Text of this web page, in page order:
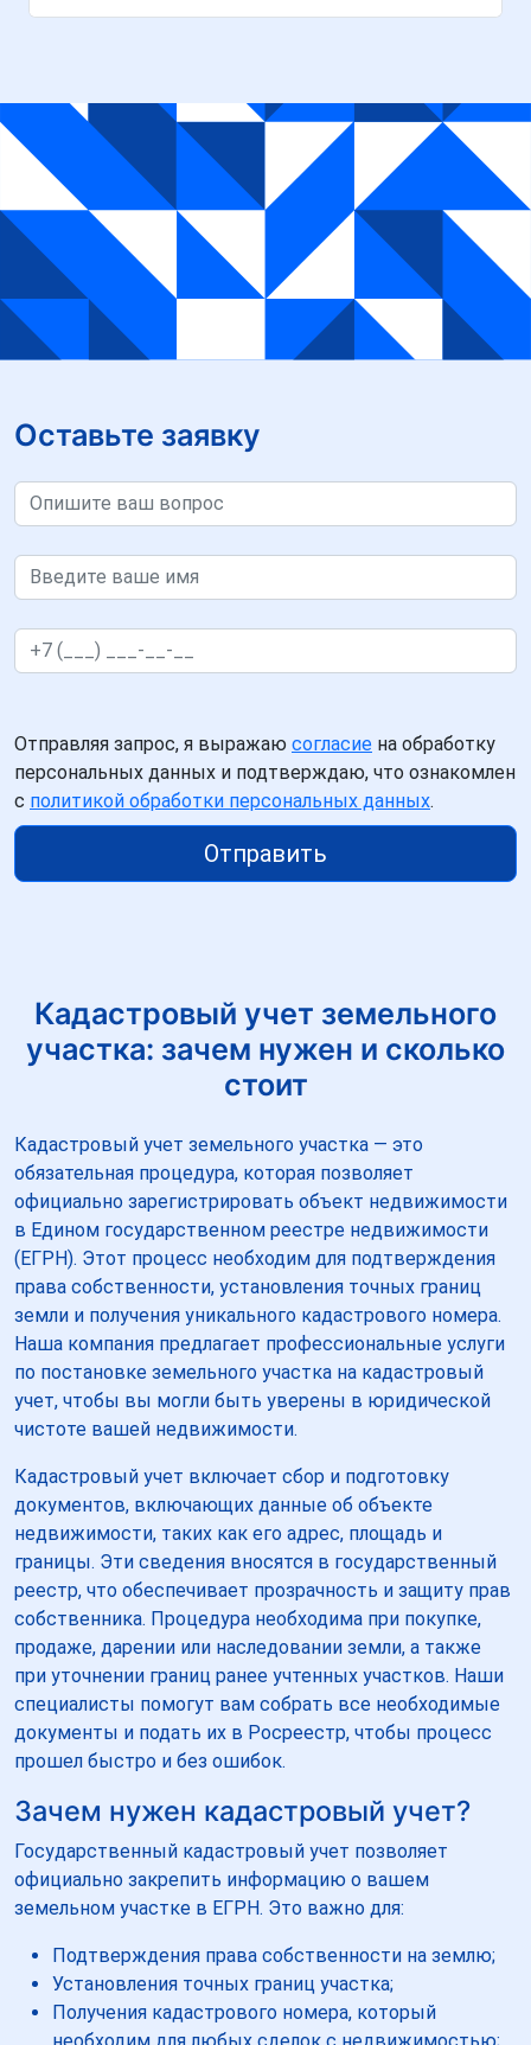
Оставьте заявку
Отправляя запрос, я выражаю согласие на обработку
персональных данных и подтверждаю, что ознакомлен
с политикой обработки персональных данных.
Отправить
Кадастровый учет земельного
участка: зачем нужен и сколько
стоит
Кадастровый учет земельного участка — это
обязательная процедура, которая позволяет
официально зарегистрировать объект недвижимости
в Едином государственном реестре недвижимости
(ЕГРН). Этот процесс необходим для подтверждения
права собственности, установления точных границ
земли и получения уникального кадастрового номера.
Наша компания предлагает профессиональные услуги
по постановке земельного участка на кадастровый
учет, чтобы вы могли быть уверены в юридической
чистоте вашей недвижимости.
Кадастровый учет включает сбор и подготовку
документов, включающих данные об объекте
недвижимости, таких как его адрес, площадь и
границы. Эти сведения вносятся в государственный
реестр, что обеспечивает прозрачность и защиту прав
собственника. Процедура необходима при покупке,
продаже, дарении или наследовании земли, а также
при уточнении границ ранее учтенных участков. Наши
специалисты помогут вам собрать все необходимые
документы и подать их в Росреестр, чтобы процесс
прошел быстро и без ошибок.
Зачем нужен кадастровый учет?
Государственный кадастровый учет позволяет
официально закрепить информацию о вашем
земельном участке в ЕГРН. Это важно для:
Подтверждения права собственности на землю;
Установления точных границ участка;
Получения кадастрового номера, который
необходим для любых сделок с недвижимостью;